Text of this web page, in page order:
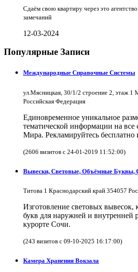
Сдаём свою квартиру через это
замечаний
12-03-2024
Популярные Записи
Международные Справочные Системы
ул.Мясницкая, 30/1/2 строение 2, этаж 1
Российская Федерация
Единовременное уникальное
тематической информации на все
Мира. Рекламируйтесь бесплатно
(2606 визитов с 24-01-2019 11:52:00)
Вывески, Световые, Объёмные Буквы,
Титова 1 Краснодарский край 354057
Изготовление световых вывесок,
букв для наружней и внутренней
курорте Сочи.
(243 визитов с 09-10-2025 16:17:00)
Камера Хранения Вокзала